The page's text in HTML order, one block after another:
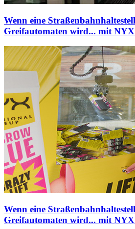
Wenn eine
Greifautomaten wird... mit
Wenn eine
Greifautomaten wird... mit